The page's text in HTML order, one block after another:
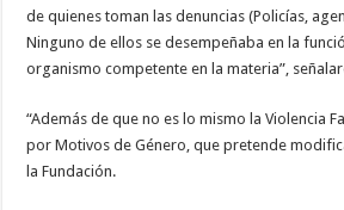
de quienes toman las denuncias (Policías,
Ninguno de ellos se desempeñaba en la
organismo competente en la materia”,
“Además de que no es lo mismo la Violencia
por Motivos de Género, que pretende
la Fundación.